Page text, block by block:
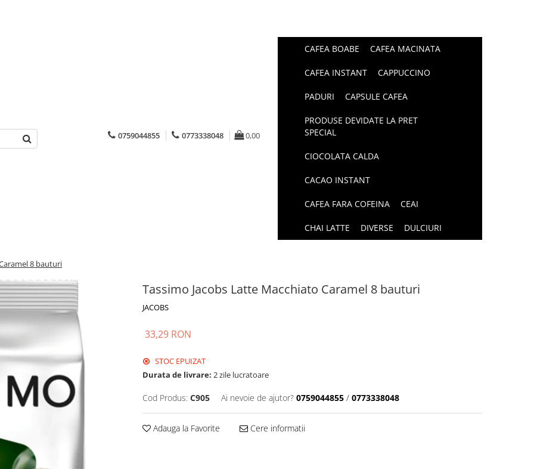
0759044855 0773338048 0,00
CAFEA BOABE CAFEA MACINATA
CAFEA INSTANT CAPPUCCINO
PADURI CAPSULE CAFEA
PRODUSE DEVIDATE LA PRET
SPECIAL
CIOCOLATA CALDA
CACAO INSTANT
CAFEA FARA COFEINA CEAI
CHAI LATTE DIVERSE DULCIURI
8 bauturi
Tassimo Jacobs Latte Macchiato Caramel 8 bauturi
JACOBS
33,29 RON
STOC EPUIZAT
Durata de livrare: 2 zile lucratoare
Cod Produs: C905 Ai nevoie de ajutor? 0759044855 / 0773338048
Adauga la Favorite Cere informatii